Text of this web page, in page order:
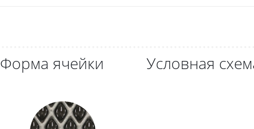
Форма ячейки Условная